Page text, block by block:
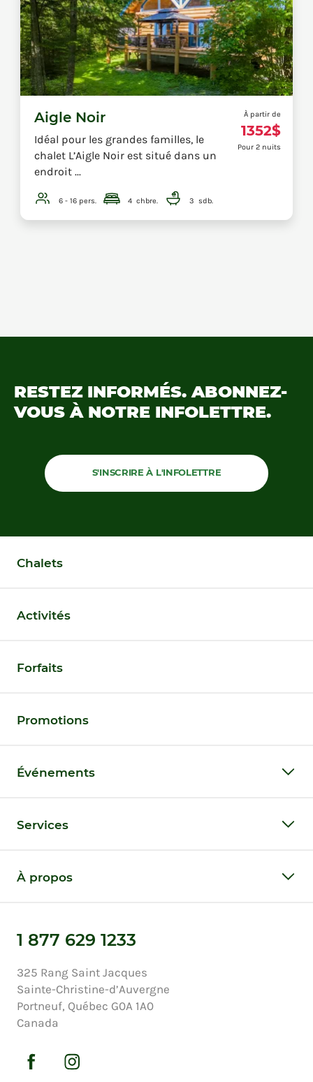
Aigle Noir
Idéal pour les grandes familles, le
chalet L’Aigle Noir est situé dans un
endroit ...
À partir de
1352$
Pour 2 nuits
6 - 16 pers. 4 chbre. 3 sdb.
RESTEZ INFORMÉS. ABONNEZ-
VOUS À NOTRE INFOLETTRE.
S'INSCRIRE À L'INFOLETTRE
Chalets
Activités
Forfaits
Promotions
Événements
Services
À propos
1 877 629 1233
325 Rang Saint Jacques
Sainte-Christine-d’Auvergne
Portneuf, Québec G0A 1A0
Canada